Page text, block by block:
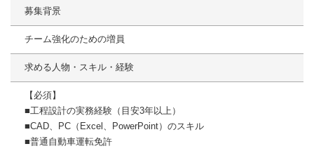
募集背景
チーム強化のための増員
求める人物・スキル・経験
【必須】
■工程設計の実務経験（目安3年以上）
■CAD、PC（Excel、PowerPoint）のスキル
■普通自動車運転免許